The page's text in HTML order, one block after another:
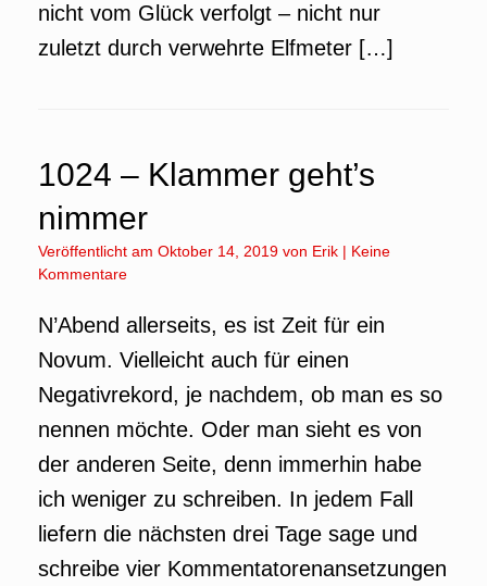
nicht vom Glück verfolgt – nicht nur
zuletzt durch verwehrte Elfmeter […]
1024 – Klammer geht’s
nimmer
Veröffentlicht am Oktober 14, 2019 von Erik | Keine
Kommentare
N’Abend allerseits, es ist Zeit für ein
Novum. Vielleicht auch für einen
Negativrekord, je nachdem, ob man es so
nennen möchte. Oder man sieht es von
der anderen Seite, denn immerhin habe
ich weniger zu schreiben. In jedem Fall
liefern die nächsten drei Tage sage und
schreibe vier Kommentatorenansetzungen